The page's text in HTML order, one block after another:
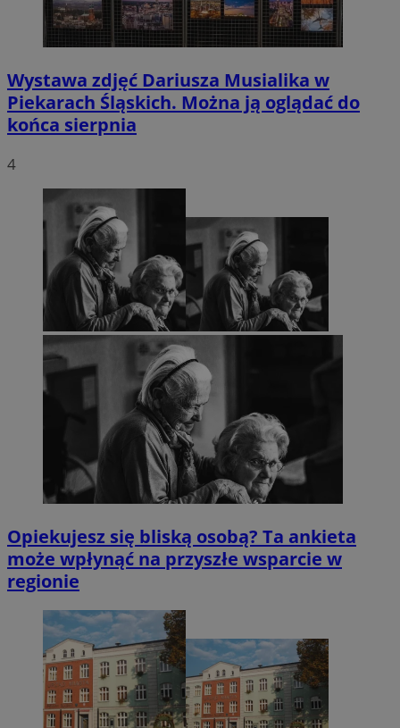
Wystawa zdjęć Dariusza Musialika w
Piekarach Śląskich. Można ją oglądać do
końca sierpnia
4
Opiekujesz się bliską osobą? Ta ankieta
może wpłynąć na przyszłe wsparcie w
regionie